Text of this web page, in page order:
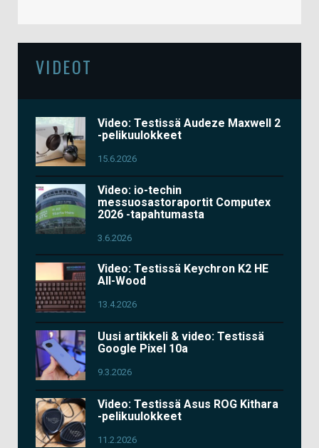
VIDEOT
Video: Testissä Audeze Maxwell 2
-pelikuulokkeet
15.6.2026
Video: io-techin
messuosastoraportit Computex
2026 -tapahtumasta
3.6.2026
Video: Testissä Keychron K2 HE
All-Wood
13.4.2026
Uusi artikkeli & video: Testissä
Google Pixel 10a
9.3.2026
Video: Testissä Asus ROG Kithara
-pelikuulokkeet
11.2.2026